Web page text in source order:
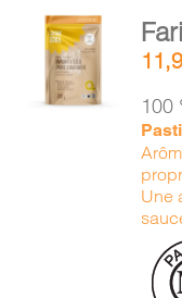
AJOUTER
AU
PANIER
100
Une